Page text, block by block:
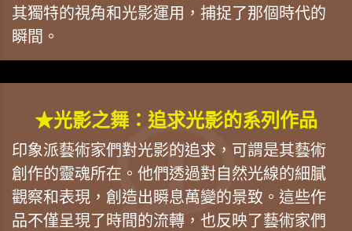
其獨特的視角和光影運用，捕捉了那個時代的
瞬間。
★光影之舞：追求光影的系列作品
印象派藝術家們對光影的追求，可謂是其藝術
創作的靈魂所在。他們透過對自然光線的細膩
觀察和表現，創造出瞬息萬變的景致。這些作
品不僅呈現了時間的流轉，也反映了藝術家們